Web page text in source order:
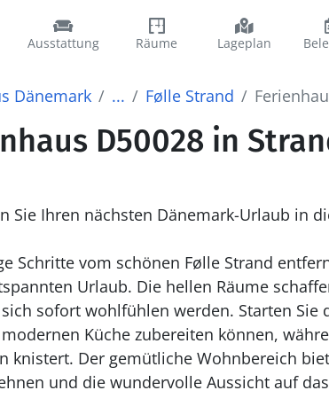
Ausstattung Räume Lageplan
Dänemark ... Følle Strand
D50028 in
Sie Ihren nächsten Dänemark-Urlaub in
Schritte vom schönen Følle Strand
Urlaub. Die hellen Räume
sofort wohlfühlen werden. Starten
Küche zubereiten können,
knistert. Der gemütliche Wohnbereich
und die wundervolle Aussicht auf